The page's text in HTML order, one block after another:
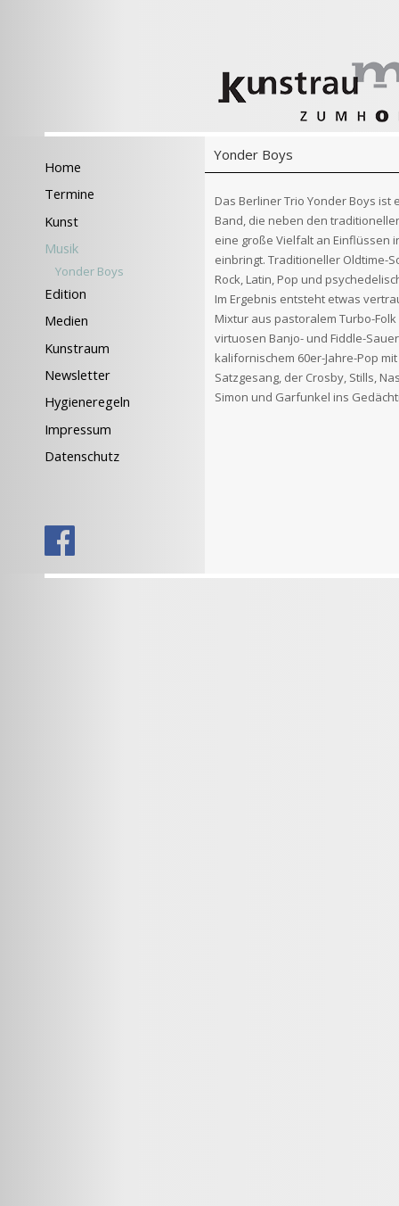
Home
Termine
Kunst
Musik
Yonder Boys
Edition
Medien
Kunstraum
Newsletter
Hygieneregeln
Impressum
Datenschutz
Yonder Boys
Das Berliner Trio Yonder Boys ist
Band, die neben den
eine große Vielfalt an Einflüssen
einbringt. Traditioneller Oldtime-
Rock, Latin, Pop und
Im Ergebnis entsteht etwas
Mixtur aus pastoralem Turbo-
virtuosen Banjo- und Fiddle-
kalifornischem 60er-Jahre-Pop
Satzgesang, der Crosby, Stills,
Simon und Garfunkel ins